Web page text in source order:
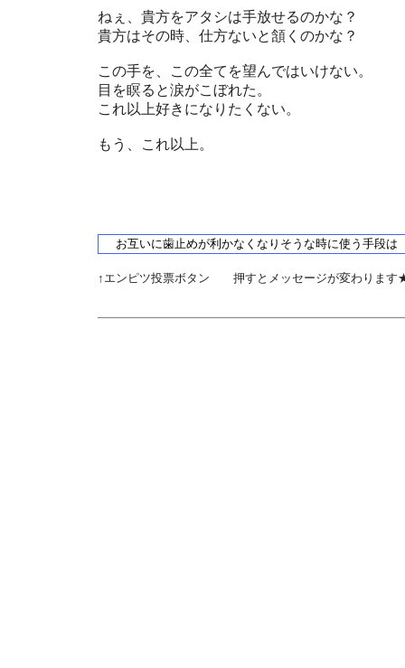
ねぇ、貴方をアタシは手放せるのかな？
貴方はその時、仕方ないと頷くのかな？
この手を、この全てを望んではいけない。
目を瞑ると涙がこぼれた。
これ以上好きになりたくない。
もう、これ以上。
↑エンピツ投票ボタン 押すとメッセージが変わります